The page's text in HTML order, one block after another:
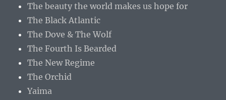
The beauty the world makes us hope for
The Black Atlantic
The Dove & The Wolf
The Fourth Is Bearded
The New Regime
The Orchid
Yaima